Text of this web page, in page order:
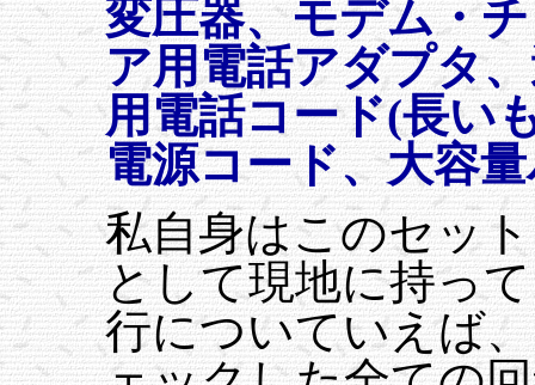
変圧器、モデム・
ア用電話アダプタ
用電話コード(長い
電源コード、大容
私自身はこのセッ
として現地に持っ
行についていえば